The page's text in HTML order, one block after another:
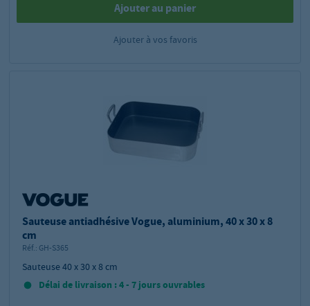
Ajouter au panier
Ajouter à vos favoris
Sauteuse antiadhésive Vogue, aluminium, 40 x 30 x 8
cm
Réf.: GH-S365
Sauteuse 40 x 30 x 8 cm
Délai de livraison : 4 - 7 jours ouvrables